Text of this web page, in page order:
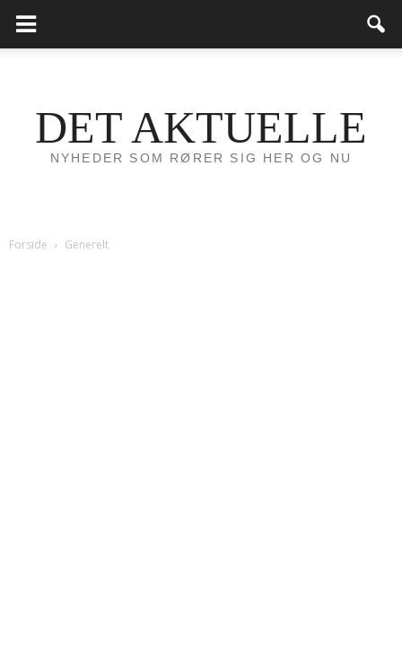
DET AKTUELLE
NYHEDER SOM RØRER SIG HER OG NU
Forside Generelt